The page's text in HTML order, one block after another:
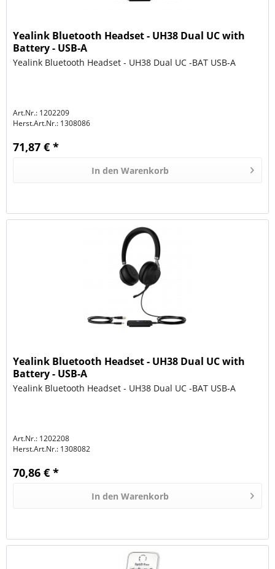
Yealink Bluetooth Headset - UH38 Dual UC with
Battery - USB-A
Yealink Bluetooth Headset - UH38 Dual UC -BAT USB-A
Art.Nr.: 1202209
Herst.Art.Nr.: 1308086
71,87 € *
In den Warenkorb
Yealink Bluetooth Headset - UH38 Dual UC with
Battery - USB-A
Yealink Bluetooth Headset - UH38 Dual UC -BAT USB-A
Art.Nr.: 1202208
Herst.Art.Nr.: 1308082
70,86 € *
In den Warenkorb